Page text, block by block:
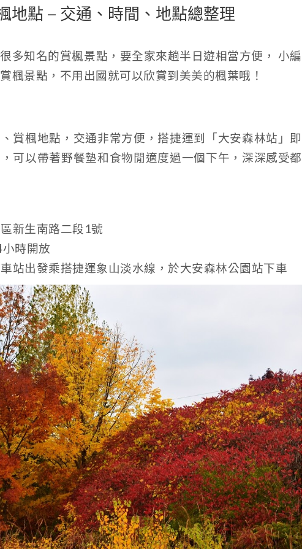
地點 – 交通、時間、地點總整理
多知名的賞楓景點，要全家來趟半日遊相當方便， 小編
楓景點，不用出國就可以欣賞到美美的楓葉哦！
賞楓地點，交通非常方便，搭捷運到「大安森林站」即
可以帶著野餐墊和食物閒適度過一個下午，深深感受都
新生南路二段1號
時開放
站出發乘搭捷運象山淡水線，於大安森林公園站下車